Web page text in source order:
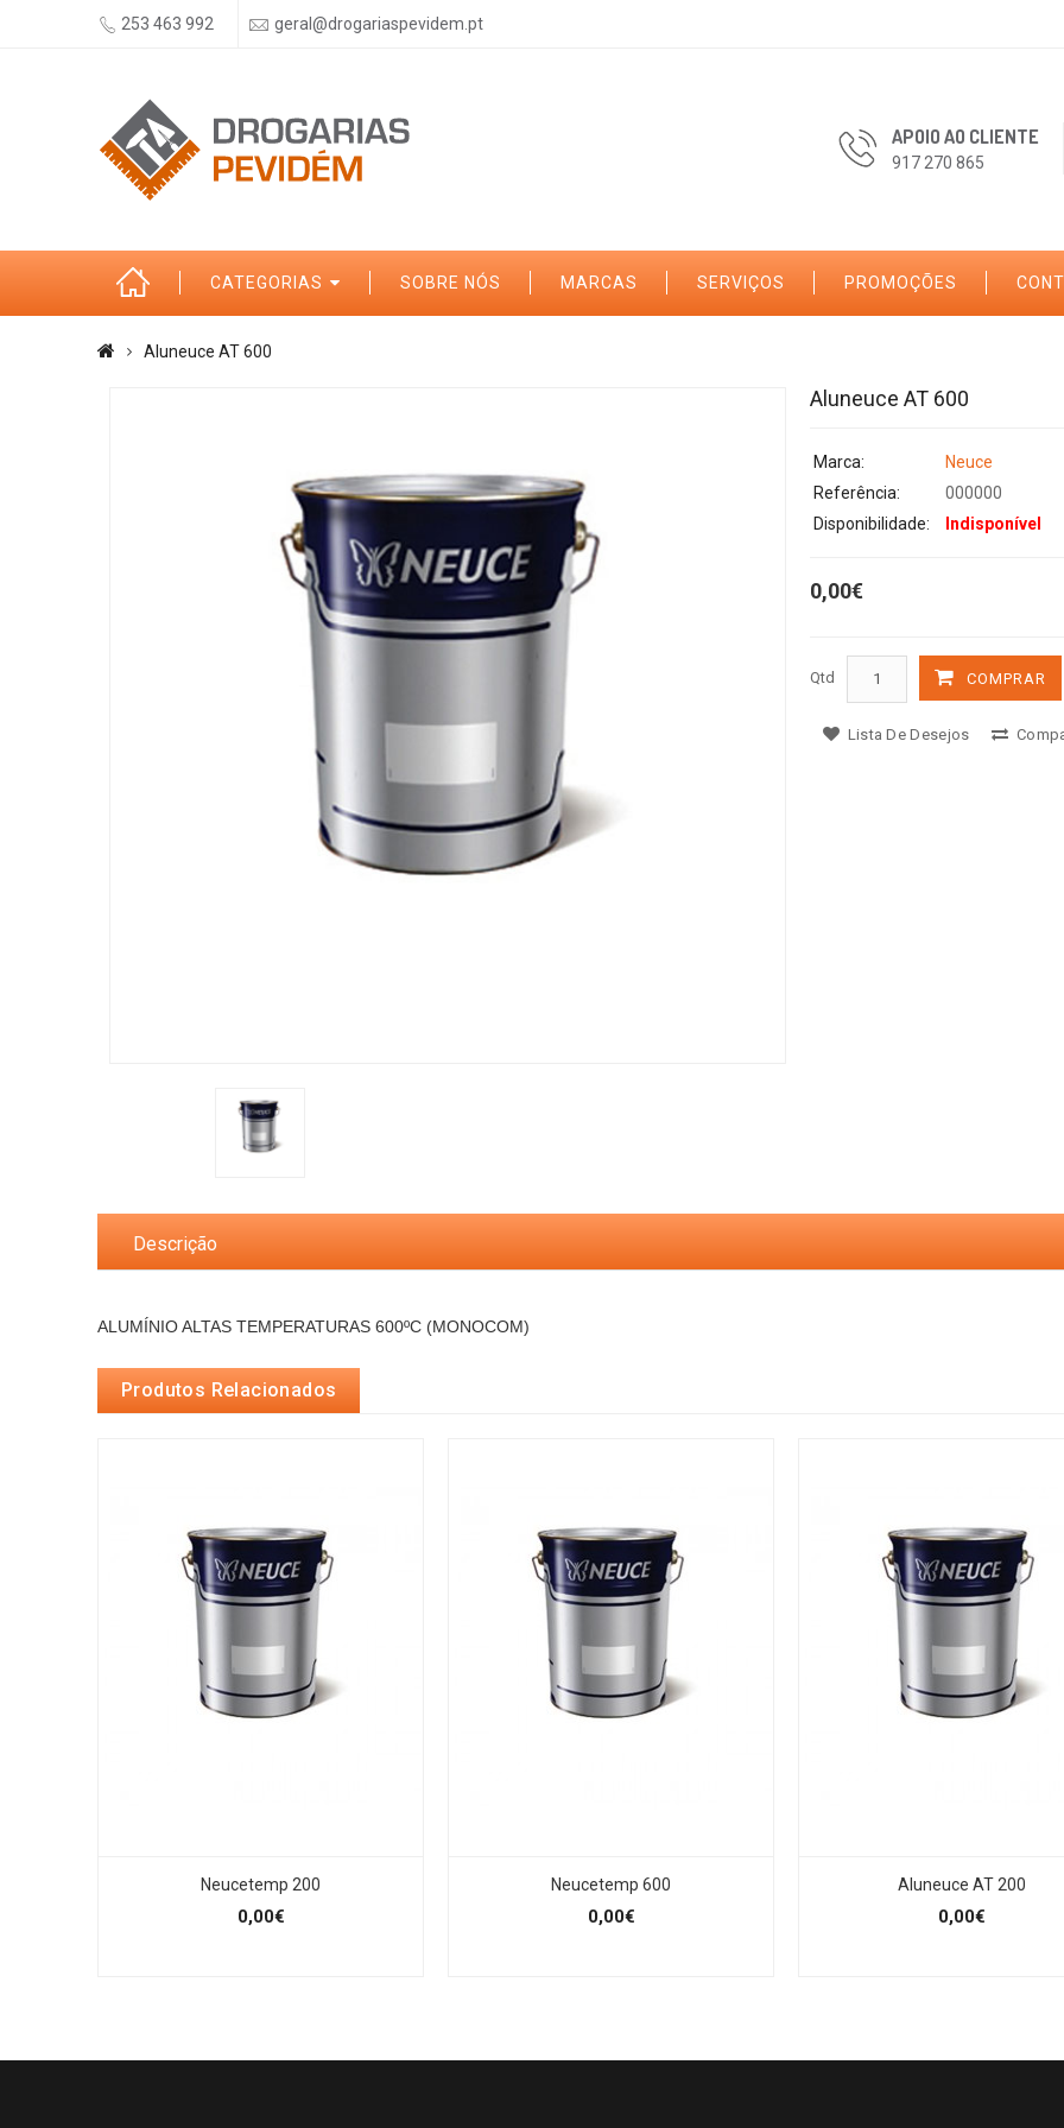
253 463 992 geral@drogariaspevidem.pt
APOIO AO CLIENTE
917 270 865
CATEGORIAS SOBRE NÓS MARCAS SERVIÇOS PROMOÇÕES
Aluneuce AT 600
Aluneuce AT 600
Marca:
Neuce
Referência:
000000
Disponibilidade:
Indisponível
0,00€
Qtd COMPRAR
Lista De Desejos
Descrição
ALUMÍNIO ALTAS TEMPERATURAS 600ºC (MONOCOM)
Produtos Relacionados
Neucetemp 200
0,00€
Neucetemp 600
0,00€
Aluneuce AT 200
0,00€